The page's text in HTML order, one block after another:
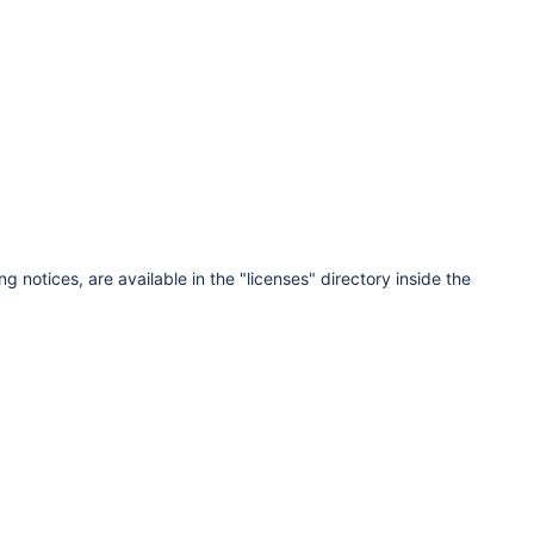
notices, are available in the "licenses" directory inside the